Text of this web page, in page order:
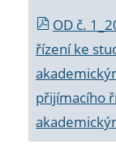
OD č.
řízení ke
přijímacího